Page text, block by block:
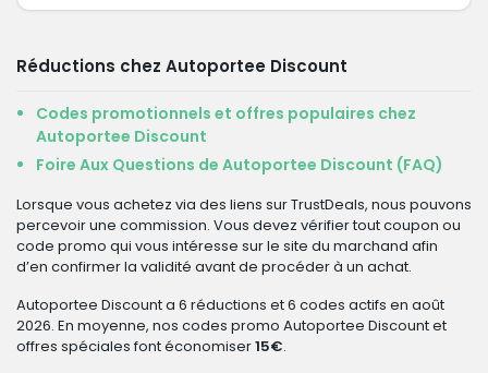
Réductions chez Autoportee Discount
Codes promotionnels et offres populaires chez
Autoportee Discount
Foire Aux Questions de Autoportee Discount (FAQ)
Lorsque vous achetez via des liens sur TrustDeals, nous pouvons
percevoir une commission. Vous devez vérifier tout coupon ou
code promo qui vous intéresse sur le site du marchand afin
d’en confirmer la validité avant de procéder à un achat.
Autoportee Discount a 6 réductions et 6 codes actifs en août
2026. En moyenne, nos codes promo Autoportee Discount et
offres spéciales font économiser15€.